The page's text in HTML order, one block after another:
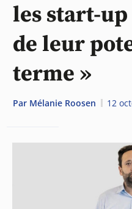
les start-up
de leur
terme »
Par Mélanie Roosen 12